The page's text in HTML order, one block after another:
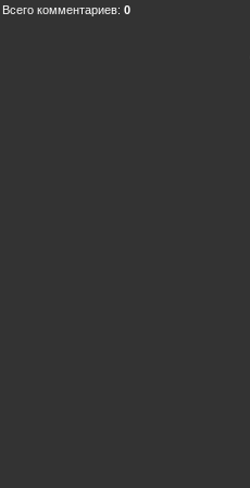
Всего комментариев: 0